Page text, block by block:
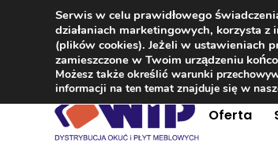
Kontakt +48 504 181 848
Oferta
Serwis w celu prawidłowego
działaniach marketingowych, korzysta
(plików cookies). Jeżeli w ustawieniach
zamieszczone w Twoim urządzeniu
Możesz także określić warunki
informacji na ten temat znajduje się w